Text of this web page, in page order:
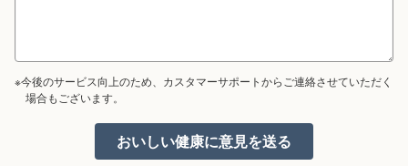
※今後のサービス向上のため、カスタマーサポートからご連絡させていただく
場合もございます。